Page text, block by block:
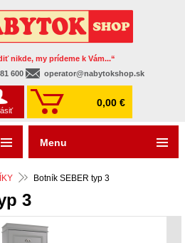
nikde, my prídeme k Vám...“
600
operator@nabytokshop.sk
0,00 €
Botník SEBER typ 3
3
Menu